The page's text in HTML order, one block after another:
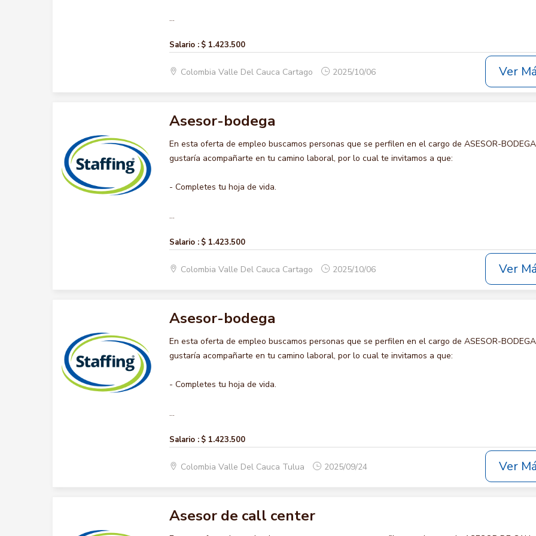
...
Salario : $ 1.423.500
Colombia Valle Del Cauca Cartago 2025/10/06 Ver
Asesor-bodega
En esta oferta de empleo buscamos personas que se perfilen en el cargo de ASESOR-
gustaría acompañarte en tu camino laboral, por lo cual te invitamos a que:
- Completes tu hoja de vida.
...
Salario : $ 1.423.500
Colombia Valle Del Cauca Cartago 2025/10/06 Ver
Asesor-bodega
En esta oferta de empleo buscamos personas que se perfilen en el cargo de ASESOR-
gustaría acompañarte en tu camino laboral, por lo cual te invitamos a que:
- Completes tu hoja de vida.
...
Salario : $ 1.423.500
Colombia Valle Del Cauca Tulua 2025/09/24 Ver
Asesor de call center